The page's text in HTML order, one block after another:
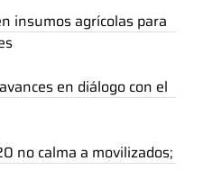
insumos agrícolas para
en diálogo con el
no calma a movilizados;